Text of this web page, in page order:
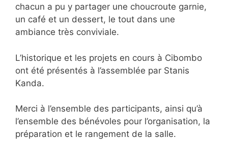
chacun a pu y partager une choucroute garnie,
un café et un dessert, le tout dans une
ambiance très conviviale.
L’historique et les projets en cours à Cibombo
ont été présentés à l’assemblée par Stanis
Kanda.
Merci à l’ensemble des participants, ainsi qu’à
l’ensemble des bénévoles pour l’organisation, la
préparation et le rangement de la salle.